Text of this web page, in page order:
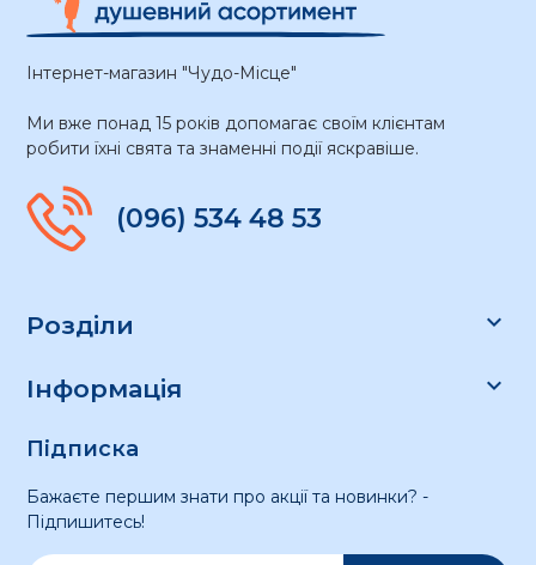
Інтернет-магазин "Чудо-Місце"
Ми вже понад 15 років допомагає своїм клієнтам
робити їхні свята та знаменні події яскравіше.
(096) 534 48 53
Розділи 
Інформація 
Підписка
Бажаєте першим знати про акції та новинки? -
Підпишитесь!